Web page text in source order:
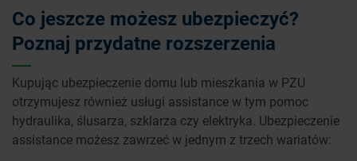
Co jeszcze możesz ubezpieczyć?
Poznaj przydatne rozszerzenia
Kupując ubezpieczenie domu lub mieszkania w PZU
otrzymujesz również usługi assistance w tym pomoc
hydraulika, ślusarza, szklarza czy elektryka. Ubezpieczenie
assistance możesz zawrzeć w jednym z trzech wariatów: